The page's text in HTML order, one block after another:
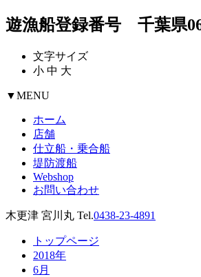
遊漁船登録番号 千葉県
文字サイズ
小 中 大
▼MENU
ホーム
店舗
仕立船・乗合船
堤防渡船
Webshop
お問い合わせ
木更津 宮川丸 Tel.0438-23-4891
トップページ
2018年
6月